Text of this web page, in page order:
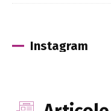
Instagram